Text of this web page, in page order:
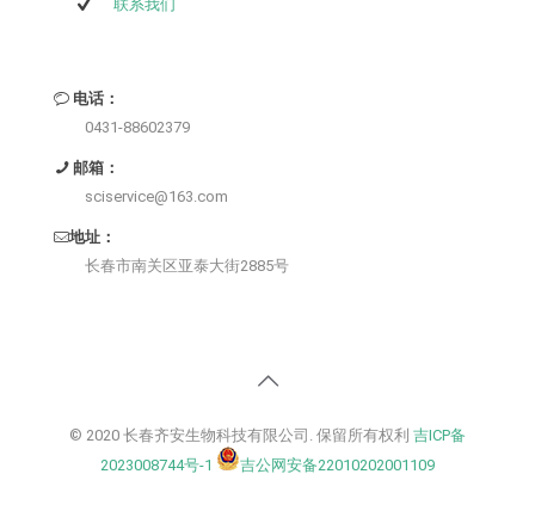
联系我们
电话：
0431-88602379
邮箱：
sciservice@163.com
地址：
长春市南关区亚泰大街2885号
© 2020 长春齐安生物科技有限公司. 保留所有权利 吉ICP备
2023008744号-1
吉公网安备22010202001109